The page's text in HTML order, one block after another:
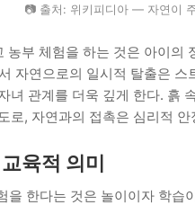
📷 출처: 위키피디아 — 자연이
농부 체험을 하는 것은 아이의
자연으로의 일시적 탈출은
녀 관계를 더욱 깊게 한다. 흙
로, 자연과의 접촉은 심리적 안
육적 의미
을 한다는 것은 놀이이자 학습